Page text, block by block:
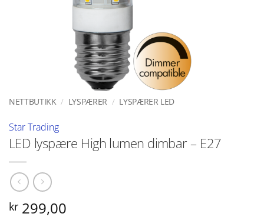
NETTBUTIKK / LYSPÆRER / LYSPÆRER LED
Star Trading
LED lyspære High lumen dimbar – E27
kr 299,00